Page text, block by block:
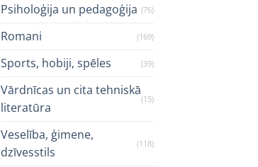
Psiholoģija un pedagoģija (76)
Romani (169)
Sports, hobiji, spēles (39)
Vārdnīcas un cita tehniskā
literatūra
(15)
Veselība, ģimene,
dzīvesstils
(118)